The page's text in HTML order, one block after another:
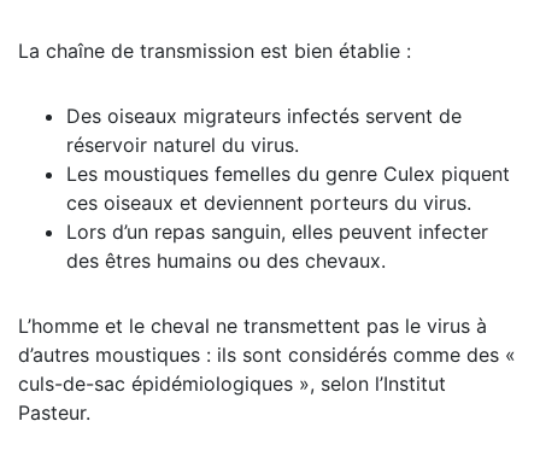
La chaîne de transmission est bien établie :
Des oiseaux migrateurs infectés servent de
réservoir naturel du virus.
Les moustiques femelles du genre Culex piquent
ces oiseaux et deviennent porteurs du virus.
Lors d’un repas sanguin, elles peuvent infecter
des êtres humains ou des chevaux.
L’homme et le cheval ne transmettent pas le virus à
d’autres moustiques : ils sont considérés comme des «
culs-de-sac épidémiologiques », selon l’Institut
Pasteur.